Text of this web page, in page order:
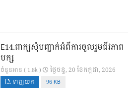
E14.ពាក្យសុំបញ្ជាក់អំពីការចូលរួមជីវភាព
បក្ស
ចំនួនអាន ( 1.8k ) ថ្ងៃ​ចន្ទ, 20 ខែ​កក្កដា, 2026
ទាញយក 96 KB